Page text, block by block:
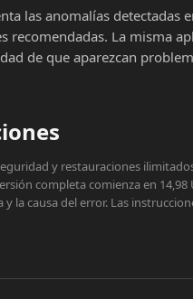
las anomalías detectadas
recomendadas. La misma
de que aparezcan
y restauraciones
completa comienza en 14,98
la causa del error. Las